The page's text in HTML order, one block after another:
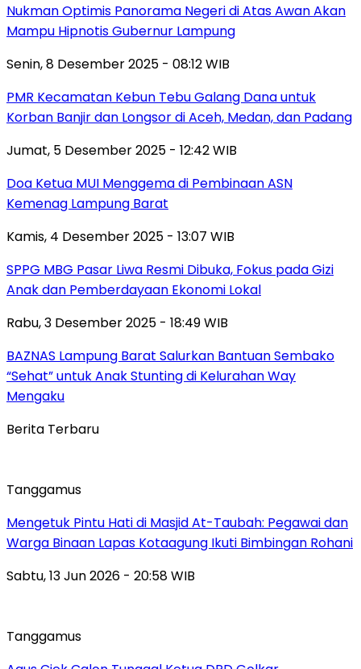
Nukman Optimis Panorama Negeri di Atas Awan Akan
Mampu Hipnotis Gubernur Lampung
Senin, 8 Desember 2025 - 08:12 WIB
PMR Kecamatan Kebun Tebu Galang Dana untuk
Korban Banjir dan Longsor di Aceh, Medan, dan Padang
Jumat, 5 Desember 2025 - 12:42 WIB
Doa Ketua MUI Menggema di Pembinaan ASN
Kemenag Lampung Barat
Kamis, 4 Desember 2025 - 13:07 WIB
SPPG MBG Pasar Liwa Resmi Dibuka, Fokus pada Gizi
Anak dan Pemberdayaan Ekonomi Lokal
Rabu, 3 Desember 2025 - 18:49 WIB
BAZNAS Lampung Barat Salurkan Bantuan Sembako
“Sehat” untuk Anak Stunting di Kelurahan Way
Mengaku
Berita Terbaru
Tanggamus
Mengetuk Pintu Hati di Masjid At-Taubah: Pegawai dan
Warga Binaan Lapas Kotaagung Ikuti Bimbingan Rohani
Sabtu, 13 Jun 2026 - 20:58 WIB
Tanggamus